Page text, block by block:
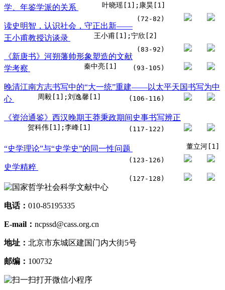
学、年鉴学派的关系
叶晓瑶[1];康昊[1]
(72-82)
读史明智，认识社会，守正出新——
王小甫教授访谈录
王小甫[1];宁欣[2]
(83-92)
《新唐书》河朔藩帅形象塑造的文献
学考察
秦中亮[1] (93-105)
晚清江南方志书写中的“大一统”重建——以太平天国书写为中
心
周毅[1];刘逸馨[1] (106-116)
《资治通鉴》西汉晚期王莽秉政期间史事书写辨正
贺科伟[1];李峰[1] (117-122)
“史学理论”与“史学史”的同一性问题 董立河[1]
(123-126)
史学精粹
(127-128)
电话： 010-85195335
E-mail： ncpssd@cass.org.cn
地址： 北京市东城区建国门内大街5号
邮编： 100732